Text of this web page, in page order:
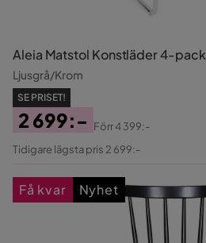
Aleia Matstol Konstläder 4-pack
Ljusgrå/Krom
SE PRISET!
Pris
2 699:-
Original
Förr4 399:-
Tidigare lägsta pris 2 699:-
Få kvar Nyhet